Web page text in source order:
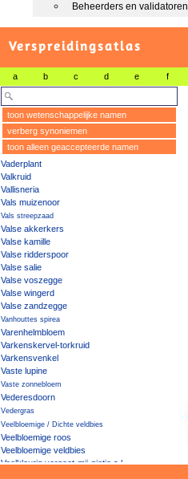
Beheerders en validatoren
Verspreidingsatlas
a b c d e f
toon wetenschappelijke namen
verberg synoniemen
toon alleen geaccepteerde namen
Vaderplant
Valkruid
Vallisneria
Vals muizenoor
Vals streepzaad
Valse akkerkers
Valse kamille
Valse ridderspoor
Valse salie
Valse voszegge
Valse wingerd
Valse zandzegge
Vanhouttes spirea
Varenhelmbloem
Varkenskervel-torkruid
Varkensvenkel
Vaste lupine
Vaste zonnebloem
Vederesdoorn
Vedergras
Veelbloemige / Dichte veldbies
Veelbloemige roos
Veelbloemige veldbies
Veelkleurig vergeet-mij-nietje s.l.